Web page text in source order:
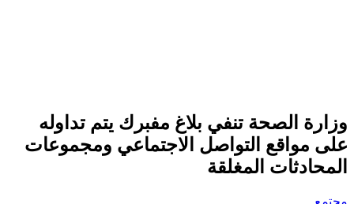
وزارة الصحة تنفي بلاغ مفبرك يتم تداوله
على مواقع التواصل الاجتماعي ومجموعات
المحادثات المغلقة
مجتمع